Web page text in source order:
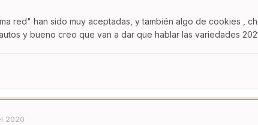
red" han sido muy aceptadas, y también algo de cookies ,
y bueno creo que van a dar que hablar las variedades
2020